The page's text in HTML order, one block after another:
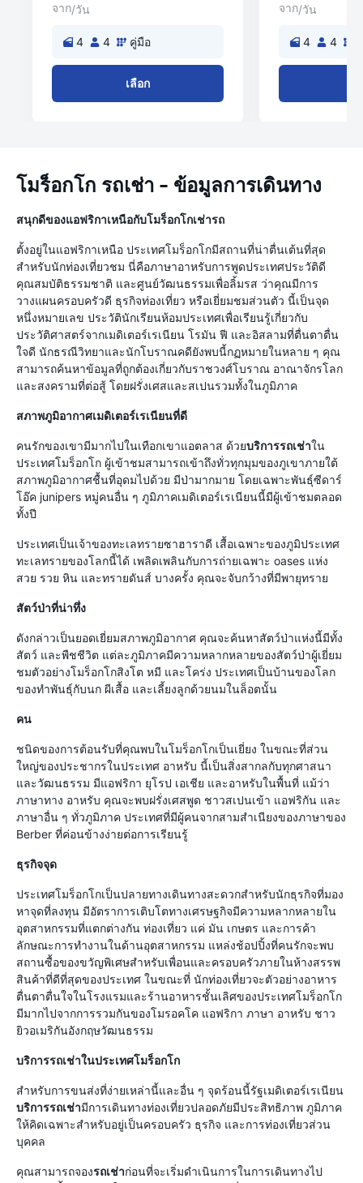
จาก/วัน
4 4 คู่มือ
เลือก
จาก/วัน
4 4
โมร็อกโก รถเช่า - ข้อมูลการเดินทาง
สนุกดีของแอฟริกาเหนือกับโมร็อกโกเช่ารถ
ตั้งอยู่ในแอฟริกาเหนือ ประเทศโมร็อกโกมีสถานที่น่าตื่นเต้นที่สุด
สำหรับนักท่องเที่ยวชม นี่คือภาษาอาหรับการพูดประเทศประวัติดี
คุณสมบัติธรรมชาติ และศูนย์วัฒนธรรมเพื่อลิ้มรส ว่าคุณมีการ
วางแผนครอบครัวดี ธุรกิจท่องเที่ยว หรือเยี่ยมชมส่วนตัว นี้เป็นจุด
หนึ่งหมายเลข ประวัตินักเรียนห้อมประเทศเพื่อเรียนรู้เกี่ยวกับ
ประวัติศาสตร์จากเมดิเตอร์เรเนียน โรมัน ฟี และอิสลามที่ตื่นตาตื่น
ใจดี นักธรณีวิทยาและนักโบราณคดียังพบนี้กฏหมายในหลาย ๆ คุณ
สามารถค้นหาข้อมูลที่ถูกต้องเกี่ยวกับราชวงศ์โบราณ อาณาจักรโลก
และสงครามที่ต่อสู้ โดยฝรั่งเศสและสเปนรวมทั้งในภูมิภาค
สภาพภูมิอากาศเมดิเตอร์เรเนียนที่ดี
คนรักของเขามีมากไปในเทือกเขาแอตลาส ด้วยบริการรถเช่าใน
ประเทศโมร็อกโก ผู้เข้าชมสามารถเข้าถึงทั่วทุกมุมของภูเขาภายใต้
สภาพภูมิอากาศชื้นที่อุดมไปด้วย มีป่ามากมาย โดยเฉพาะพันธุ์ซีดาร์
โอ๊ค junipers หมู่คนอื่น ๆ ภูมิภาคเมดิเตอร์เรเนียนนี้มีผู้เข้าชมตลอด
ทั้งปี
ประเทศเป็นเจ้าของทะเลทรายซาฮาราดี เสื้อเฉพาะของภูมิประเทศ
ทะเลทรายของโลกนี้ได้ เพลิดเพลินกับการถ่ายเฉพาะ oases แห่ง
สวย รวย หิน และทรายดันส์ บางครั้ง คุณจะจับกว้างที่มีพายุทราย
สัตว์ป่าที่น่าทึ่ง
ดังกล่าวเป็นยอดเยี่ยมสภาพภูมิอากาศ คุณจะค้นหาสัตว์ป่าแห่งนี้มีทั้ง
สัตว์ และพืชชีวิต แต่ละภูมิภาคมีความหลากหลายของสัตว์ป่าผู้เยี่ยม
ชมตัวอย่างโมร็อกโกสิงโต หมี และโคร่ง ประเทศเป็นบ้านของโลก
ของทำพันธุ์กับนก ผีเสื้อ และเลี้ยงลูกด้วยนมในล็อตนั้น
คน
ชนิดของการต้อนรับที่คุณพบในโมร็อกโกเป็นเยี่ยง ในขณะที่ส่วน
ใหญ่ของประชากรในประเทศ อาหรับ นี้เป็นสิ่งสากลกับทุกศาสนา
และวัฒนธรรม มีแอฟริกา ยุโรป เอเชีย และอาหรับในพื้นที่ แม้ว่า
ภาษาทาง อาหรับ คุณจะพบฝรั่งเศสพูด ชาวสเปนเข้า แอฟริกัน และ
ภาษาอื่น ๆ ทั่วภูมิภาค ประเทศที่มีผู้คนจากสามสำเนียงของภาษาของ
Berber ที่ค่อนข้างง่ายต่อการเรียนรู้
ธุรกิจจุด
ประเทศโมร็อกโกเป็นปลายทางเดินทางสะดวกสำหรับนักธุรกิจที่มอง
หาจุดที่ลงทุน มีอัตราการเติบโตทางเศรษฐกิจมีความหลากหลายใน
อุตสาหกรรมที่แตกต่างกัน ท่องเที่ยว แค่ มัน เกษตร และการค้า
ลักษณะการทำงานในด้านอุตสาหกรรม แหล่งช้อปปิ้งที่คนรักจะพบ
สถานซื้อของขวัญพิเศษสำหรับเพื่อนและครอบครัวภายในห้างสรรพ
สินค้าที่ดีที่สุดของประเทศ ในขณะที่ นักท่องเที่ยวจะตัวอย่างอาหาร
ตื่นตาตื่นใจในโรงแรมและร้านอาหารชั้นเลิศของประเทศโมร็อกโก
มีมากไปจากการรวมกันของโมรอคโค แอฟริกา ภาษา อาหรับ ชาว
ยิวอเมริกันอังกฤษวัฒนธรรม
บริการรถเช่าในประเทศโมร็อกโก
สำหรับการขนส่งที่ง่ายเหล่านี้และอื่น ๆ จุดร้อนนี้รัฐเมดิเตอร์เรเนียน
บริการรถเช่ามีการเดินทางท่องเที่ยวปลอดภัยมีประสิทธิภาพ ภูมิภาค
ให้คิดเฉพาะสำหรับอยู่เป็นครอบครัว ธุรกิจ และการท่องเที่ยวส่วน
บุคคล
คุณสามารถจองรถเช่าก่อนที่จะเริ่มดำเนินการในการเดินทางไป